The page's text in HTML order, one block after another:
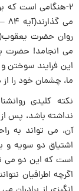
2-هنگامى است که
روان حضرت
می انجامد! حضرت
این فرایند سوختن
ما، چشمان خود را از
نکته‌ کلیدى
نداشته باشد، پس
آن، می تواند به
اشتیاق دو سویه و
است که این دو می
اگرچه اطرافیان